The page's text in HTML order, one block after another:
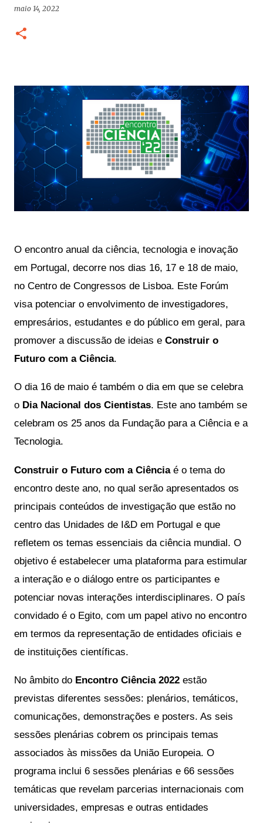
maio 14, 2022
O encontro anual da ciência, tecnologia e inovação
em Portugal, decorre nos dias 16, 17 e 18 de maio,
no Centro de Congressos de Lisboa. Este Forúm
visa potenciar o envolvimento de investigadores,
empresários, estudantes e do público em geral, para
promover a discussão de ideias e Construir o
Futuro com a Ciência.​
O dia 16 de maio é também o dia em que se celebra
o Dia Nacional dos Cientistas. Este ano também se
celebram os 25 anos da Fundação para a Ciência e a
Tecnologia.
Construir o Futuro com a Ciência é o tema do
encontro deste ano, no qual serão apresentados os
principais conteúdos de investigação que estão no
centro das Unidades de I&D em Portugal e que
refletem os temas essenciais da ciência mundial. O
objetivo é estabelecer uma plataforma para estimular
a interação e o diálogo entre os participantes e
potenciar novas interações interdisciplinares. O país
convidado é o Egito, com um papel ativo no encontro
em termos da representação de entidades oficiais e
de instituições científicas.
No âmbito do Encontro Ciência 2022 estão
previstas diferentes sessões: plenários, temáticos,
comunicações, demonstrações e posters. As seis
sessões plenárias cobrem os principais temas
associados às missões da União Europeia. O
programa inclui 6 sessões plenárias e 66 sessões
temáticas que revelam parcerias internacionais com
universidades, empresas e outras entidades